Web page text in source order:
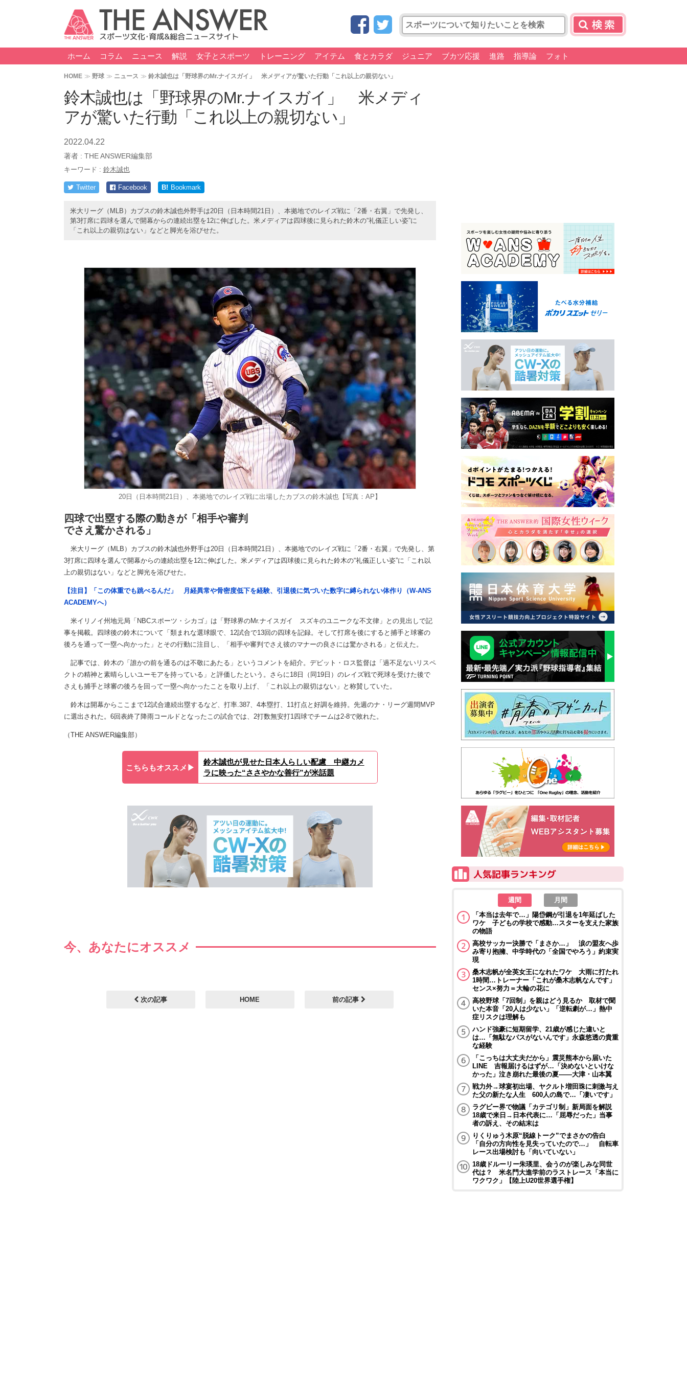
ホーム コラム ニュース 解説 女子とスポーツ トレーニング アイテム 食とカラダ ジュニア ブカツ応援 進路 指導論 フォト
HOME 野球 ニュース 鈴木誠也は「野球界のMr.ナイスガイ」 米メディアが驚いた行動「これ以上の親切ない」
鈴木誠也は「野球界のMr.ナイスガイ」 米メディ
アが驚いた行動「これ以上の親切ない」
2022.04.22
著者 : THE ANSWER編集部
キーワード : 鈴木誠也
Twitter Facebook B! Bookmark
米大リーグ（MLB）カブスの鈴木誠也外野手は20日（日本時間21日）、本拠地でのレイズ戦に「2番・右翼」で先発し、
第3打席に四球を選んで開幕からの連続出塁を12に伸ばした。米メディアは四球後に見られた鈴木の“礼儀正しい姿”に
「これ以上の親切はない」などと脚光を浴びせた。
20日（日本時間21日）、本拠地でのレイズ戦に出場したカブスの鈴木誠也【写真：AP】
四球で出塁する際の動きが「相手や審判
でさえ驚かされる」
米大リーグ（MLB）カブスの鈴木誠也外野手は20日（日本時間21日）、本拠地でのレイズ戦に「2番・右翼」で先発し、第
3打席に四球を選んで開幕からの連続出塁を12に伸ばした。米メディアは四球後に見られた鈴木の“礼儀正しい姿”に「これ以
上の親切はない」などと脚光を浴びせた。
【注目】「この体重でも跳べるんだ」 月経異常や骨密度低下を経験、引退後に気づいた数字に縛られない体作り（W-ANS
ACADEMYへ）
米イリノイ州地元局「NBCスポーツ・シカゴ」は「野球界のMr.ナイスガイ スズキのユニークな不文律」との見出しで記
事を掲載。四球後の鈴木について「類まれな選球眼で、12試合で13回の四球を記録。そして打席を後にすると捕手と球審の
後ろを通って一塁へ向かった」とその行動に注目し、「相手や審判でさえ彼のマナーの良さには驚かされる」と伝えた。
記事では、鈴木の「誰かの前を通るのは不敬にあたる」というコメントを紹介。デビット・ロス監督は「過不足ないリスペ
クトの精神と素晴らしいユーモアを持っている」と評価したという。さらに18日（同19日）のレイズ戦で死球を受けた後で
さえも捕手と球審の後ろを回って一塁へ向かったことを取り上げ、「これ以上の親切はない」と称賛していた。
鈴木は開幕からここまで12試合連続出塁するなど、打率.387、4本塁打、11打点と好調を維持。先週のナ・リーグ週間MVP
に選出された。6回表終了降雨コールドとなったこの試合では、2打数無安打1四球でチームは2-8で敗れた。
（THE ANSWER編集部）
こちらもオススメ▶︎
鈴木誠也が見せた日本人らしい配慮 中継カメ
ラに映った“ささやかな善行”が米話題
今、あなたにオススメ
次の記事 HOME 前の記事
週間
月間
「本当は去年で…」陽岱鋼が引退を1年延ばした
ワケ 子どもの学校で感動…スターを支えた家族
の物語
高校サッカー決勝で「まさか…」 涙の盟友へ歩
み寄り抱擁、中学時代の「全国でやろう」約束実
現
桑木志帆が全英女王になれたワケ 大雨に打たれ
1時間…トレーナー「これが桑木志帆なんです」
センス×努力＝大輪の花に
高校野球「7回制」を親はどう見るか 取材で聞
いた本音「20人は少ない」「逆転劇が…」熱中
症リスクは理解も
ハンド強豪に短期留学、21歳が感じた違いと
は…「無駄なパスがないんです」永森悠透の貴重
な経験
「こっちは大丈夫だから」震災熊本から届いた
LINE 吉報届けるはずが…「決めないといけな
かった」泣き崩れた最後の夏――大津・山本翼
戦力外→球宴初出場、ヤクルト増田珠に刺激与え
た父の新たな人生 600人の島で…「凄いです」
ラグビー界で物議「カテゴリ制」新局面を解説
18歳で来日→日本代表に…「屈辱だった」当事
者の訴え、その結末は
りくりゅう木原“脱線トーク”でまさかの告白
「自分の方向性を見失っていたので…」 自転車
レース出場検討も「向いていない」
18歳ドルーリー朱瑛里、会うのが楽しみな同世
代は？ 米名門大進学前のラストレース「本当に
ワクワク」【陸上U20世界選手権】